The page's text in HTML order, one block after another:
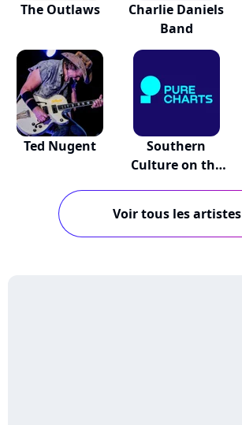
The Outlaws
Charlie Daniels
Band
Ted Nugent
Southern
Culture on the
Voir tous les artistes